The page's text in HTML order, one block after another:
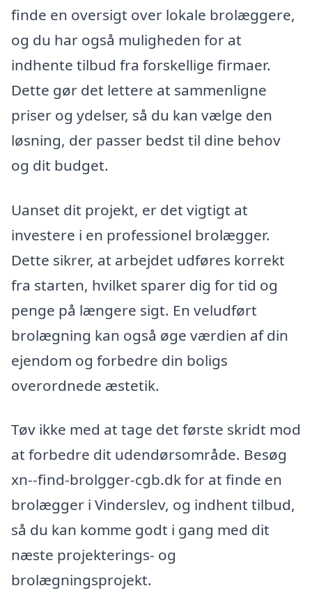
finde en oversigt over lokale brolæggere,
og du har også muligheden for at
indhente tilbud fra forskellige firmaer.
Dette gør det lettere at sammenligne
priser og ydelser, så du kan vælge den
løsning, der passer bedst til dine behov
og dit budget.
Uanset dit projekt, er det vigtigt at
investere i en professionel brolægger.
Dette sikrer, at arbejdet udføres korrekt
fra starten, hvilket sparer dig for tid og
penge på længere sigt. En veludført
brolægning kan også øge værdien af din
ejendom og forbedre din boligs
overordnede æstetik.
Tøv ikke med at tage det første skridt mod
at forbedre dit udendørsområde. Besøg
xn--find-brolgger-cgb.dk for at finde en
brolægger i Vinderslev, og indhent tilbud,
så du kan komme godt i gang med dit
næste projekterings- og
brolægningsprojekt.